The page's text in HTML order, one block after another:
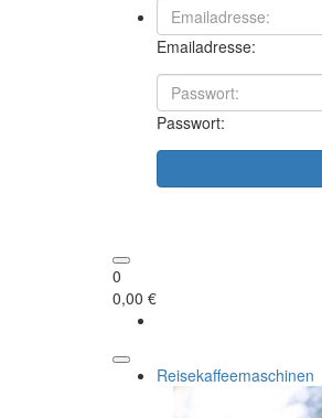
Emailadresse:
Passwort:
0
0,00 €
Reisekaffeemaschinen